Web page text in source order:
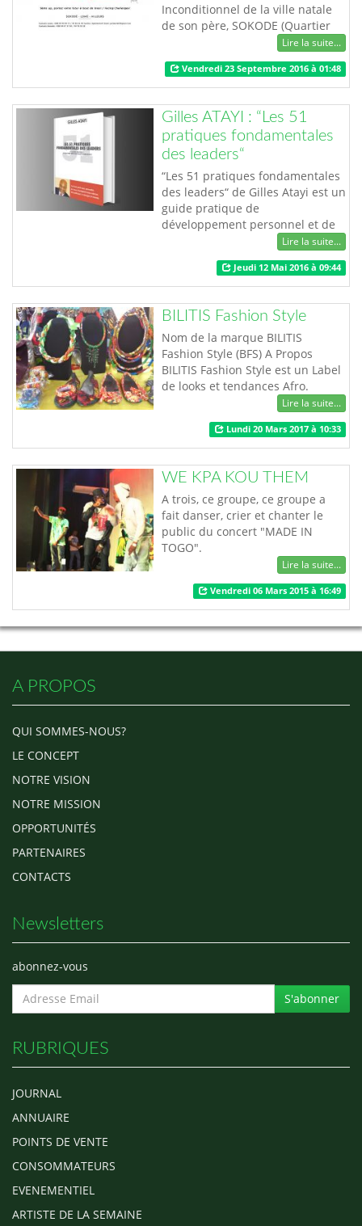
Inconditionnel de la ville natale
de son père, SOKODE (Quartier
Koma I) et fan depuis sa tendre
enfance, du club de foot SEMASSI
FC (10 fois Champion du Togo),
surnommé les« Guerriers de
Tchaoudjo »,Latif AYEVA, est
également passionné de style et
veut concrétiser cela mais en m…
Lire la suite...
Vendredi 23 Septembre 2016 à 01:48
Gilles ATAYI : “Les 51
pratiques fondamentales
des leaders“
“Les 51 pratiques fondamentales
des leaders“ de Gilles Atayi est un
guide pratique de
développement personnel et de
leadership. L’auteur invite le
lecteur à mettre en œuvre ces 51
pratiques pour d’abord changer
lui-même, et ensuite le monde
dans lequel il vit. Après plusieurs
conférences-dédicaces dont celle
de Niamey, Gilles Atayi choisi son
pays…
Lire la suite...
Jeudi 12 Mai 2016 à 09:44
BILITIS Fashion Style
Nom de la marque BILITIS
Fashion Style (BFS) A Propos
BILITIS Fashion Style est un Label
de looks et tendances Afro.
Promoteur BILITIS Aimée Contacts
bilitisfashionshop@gmail.com
AWEP-TOGO sout…
Lire la suite...
Lundi 20 Mars 2017 à 10:33
WE KPA KOU THEM
A trois, ce groupe, ce groupe a
fait danser, crier et chanter le
public du concert "MADE IN
TOGO".
Lire la suite...
Vendredi 06 Mars 2015 à 16:49
A PROPOS
QUI SOMMES-NOUS?
LE CONCEPT
NOTRE VISION
NOTRE MISSION
OPPORTUNITÉS
PARTENAIRES
CONTACTS
Newsletters
abonnez-vous
S'abonner
RUBRIQUES
JOURNAL
ANNUAIRE
POINTS DE VENTE
CONSOMMATEURS
EVENEMENTIEL
ARTISTE DE LA SEMAINE